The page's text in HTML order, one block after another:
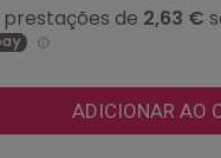
ADICIONAR AO